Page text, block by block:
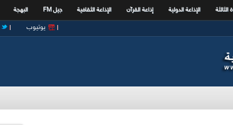
الثالثة الإذاعة الدولية إذاعة القرآن الإذاعة الثقافية جيل FM البهجة
يوتيوب